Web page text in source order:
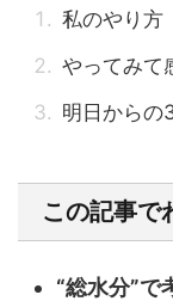
私のやり方
やってみて
明日からの
この記事で
“総水分”で